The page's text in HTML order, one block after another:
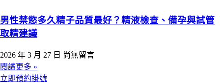
男性禁慾多久精子品質最好？精液檢查、備孕與試管
取精建議
2026 年 3 月 27 日 尚無留言
閱讀更多 »
立即預約掛號